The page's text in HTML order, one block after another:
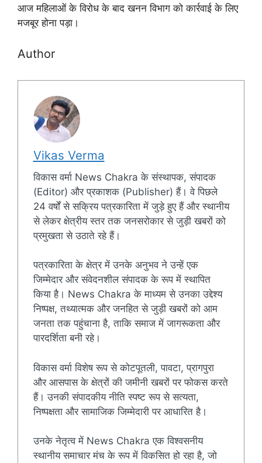
आज महिलाओं के विरोध के बाद खनन विभाग को कार्रवाई के लिए
मजबूर होना पड़ा।
Author
Vikas Verma
विकास वर्मा News Chakra के संस्थापक, संपादक
(Editor) और प्रकाशक (Publisher) हैं। वे पिछले
24 वर्षों से सक्रिय पत्रकारिता में जुड़े हुए हैं और स्थानीय
से लेकर क्षेत्रीय स्तर तक जनसरोकार से जुड़ी खबरों को
प्रमुखता से उठाते रहे हैं।
पत्रकारिता के क्षेत्र में उनके अनुभव ने उन्हें एक
जिम्मेदार और संवेदनशील संपादक के रूप में स्थापित
किया है। News Chakra के माध्यम से उनका उद्देश्य
निष्पक्ष, तथ्यात्मक और जनहित से जुड़ी खबरों को आम
जनता तक पहुंचाना है, ताकि समाज में जागरूकता और
पारदर्शिता बनी रहे।
विकास वर्मा विशेष रूप से कोटपूतली, पावटा, प्रागपुरा
और आसपास के क्षेत्रों की जमीनी खबरों पर फोकस करते
हैं। उनकी संपादकीय नीति स्पष्ट रूप से सत्यता,
निष्पक्षता और सामाजिक जिम्मेदारी पर आधारित है।
उनके नेतृत्व में News Chakra एक विश्वसनीय
स्थानीय समाचार मंच के रूप में विकसित हो रहा है, जो